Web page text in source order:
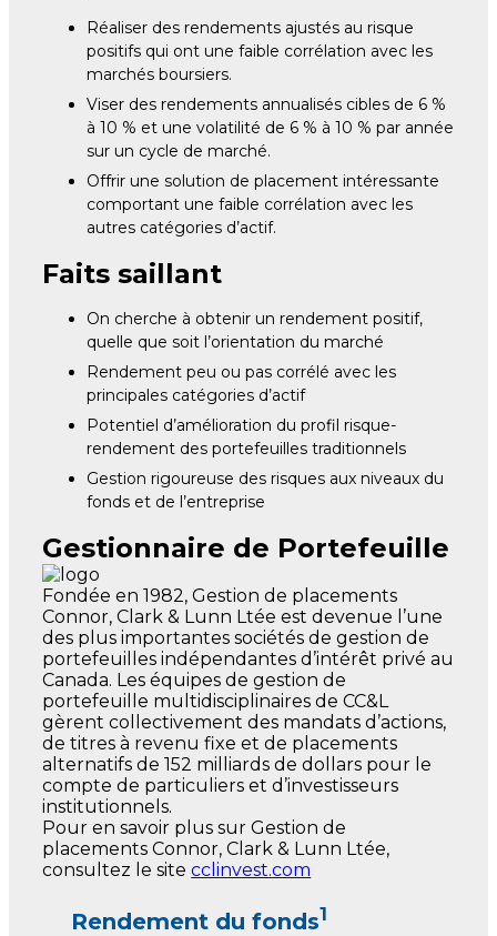
Réaliser des rendements ajustés au risque
positifs qui ont une faible corrélation avec les
marchés boursiers.
Viser des rendements annualisés cibles de 6 %
à 10 % et une volatilité de 6 % à 10 % par année
sur un cycle de marché.
Offrir une solution de placement intéressante
comportant une faible corrélation avec les
autres catégories d’actif.
Faits saillant
On cherche à obtenir un rendement positif,
quelle que soit l’orientation du marché
Rendement peu ou pas corrélé avec les
principales catégories d’actif
Potentiel d’amélioration du profil risque-
rendement des portefeuilles traditionnels
Gestion rigoureuse des risques aux niveaux du
fonds et de l’entreprise
Gestionnaire de Portefeuille
Fondée en 1982, Gestion de placements
Connor, Clark & Lunn Ltée est devenue l’une
des plus importantes sociétés de gestion de
portefeuilles indépendantes d’intérêt privé au
Canada. Les équipes de gestion de
portefeuille multidisciplinaires de CC&L
gèrent collectivement des mandats d’actions,
de titres à revenu fixe et de placements
alternatifs de 152 milliards de dollars pour le
compte de particuliers et d’investisseurs
institutionnels.
Pour en savoir plus sur Gestion de
placements Connor, Clark & Lunn Ltée,
consultez le sitecclinvest.com
Rendement du fonds1